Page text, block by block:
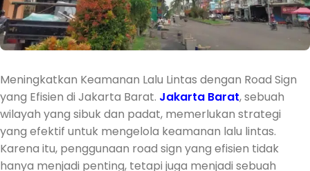
Meningkatkan Keamanan Lalu Lintas dengan Road Sign
yang Efisien di Jakarta Barat. Jakarta Barat, sebuah
wilayah yang sibuk dan padat, memerlukan strategi
yang efektif untuk mengelola keamanan lalu lintas.
Karena itu, penggunaan road sign yang efisien tidak
hanya menjadi penting, tetapi juga menjadi sebuah